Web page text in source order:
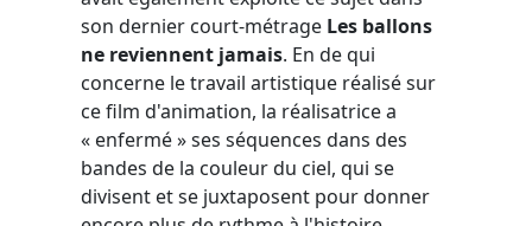
son dernier court-métrage Les ballons
ne reviennent jamais. En de qui
concerne le travail artistique réalisé sur
ce film d'animation, la réalisatrice a
« enfermé » ses séquences dans des
bandes de la couleur du ciel, qui se
divisent et se juxtaposent pour donner